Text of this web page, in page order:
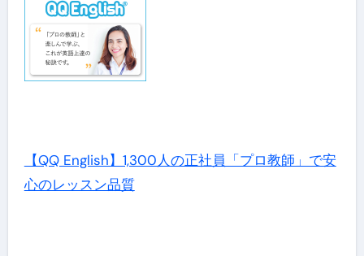
【QQ English】1,300人の正社員「プロ教師」で安
心のレッスン品質